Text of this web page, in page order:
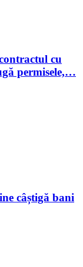
cu
permisele,…
câștigă bani